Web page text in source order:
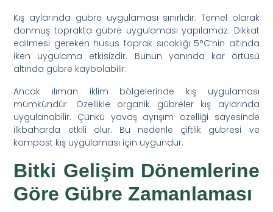
Kış aylarında gübre uygulaması sınırlıdır. Temel olarak
donmuş toprakta gübre uygulaması yapılamaz. Dikkat
edilmesi gereken husus toprak sıcaklığı 5°C’nin altında
iken uygulama etkisizdir. Bunun yanında kar örtüsü
altında gübre kaybolabilir.
Ancak ılıman iklim bölgelerinde kış uygulaması
mümkündür. Özellikle organik gübreler kış aylarında
uygulanabilir. Çünkü yavaş ayrışım özelliği sayesinde
ilkbaharda etkili olur. Bu nedenle çiftlik gübresi ve
kompost kış uygulaması için uygundur.
Bitki Gelişim Dönemlerine
Göre Gübre Zamanlaması